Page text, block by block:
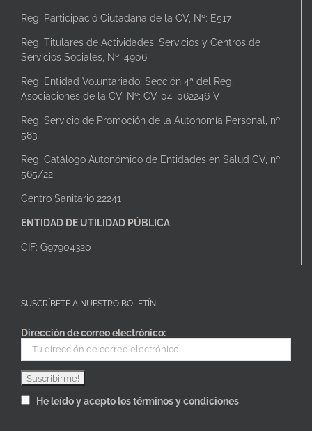
Reg. Participació Ciutadana de la CV, Nº: E517
Reg. Titulares de Actividades, Servicios y Centros de
Servicios Sociales, Nº: 4906
Reg. Entidad Voluntariado: Sección 4ª del Reg.
Asociaciones de la CV, Nº: CV-04-062246-V
Reg. Servicio de Promoción de la Autonomía Personal, nº
583
Reg. Catálogo Autonómico de Entidades en Salud CV, nº
565/22
Centro Sanitario 22241
ENTIDAD DE UTILIDAD PÚBLICA
CIF: G97904320
SUSCRÍBETE A NUESTRO BOLETÍN!
Dirección de correo electrónico:
He leído y acepto los términos y condiciones